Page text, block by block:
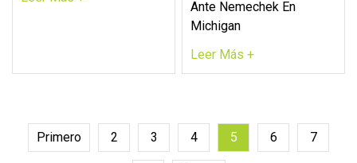
Ante Nemechek En
Michigan
Leer Más +
Primero 2 3 4 5 6 7